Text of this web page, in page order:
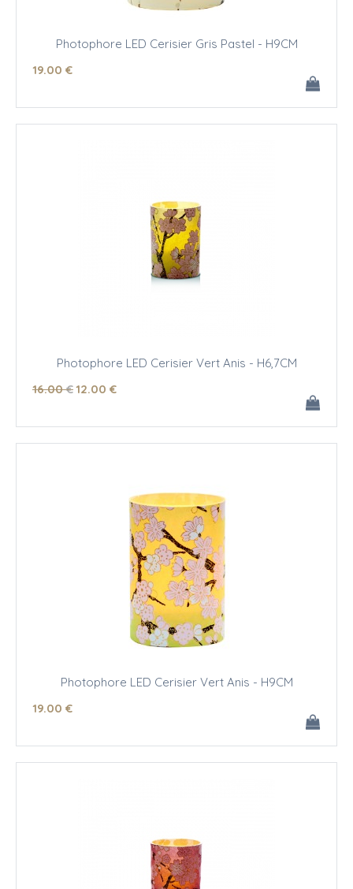
Photophore LED Cerisier Gris Pastel - H9CM
19.00 €
Photophore LED Cerisier Vert Anis - H6,7CM
16.00 €12.00 €
Photophore LED Cerisier Vert Anis - H9CM
19.00 €